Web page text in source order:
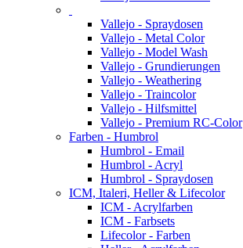
Vallejo - Spraydosen
Vallejo - Metal Color
Vallejo - Model Wash
Vallejo - Grundierungen
Vallejo - Weathering
Vallejo - Traincolor
Vallejo - Hilfsmittel
Vallejo - Premium RC-Color
Farben - Humbrol
Humbrol - Email
Humbrol - Acryl
Humbrol - Spraydosen
ICM, Italeri, Heller & Lifecolor
ICM - Acrylfarben
ICM - Farbsets
Lifecolor - Farben